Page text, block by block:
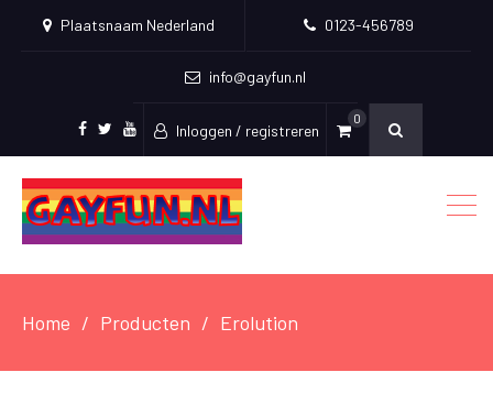
Plaatsnaam Nederland 0123-456789
info@gayfun.nl
Facebook
TwitterYoutube
Inloggen / registreren
0
Home Producten Erolution